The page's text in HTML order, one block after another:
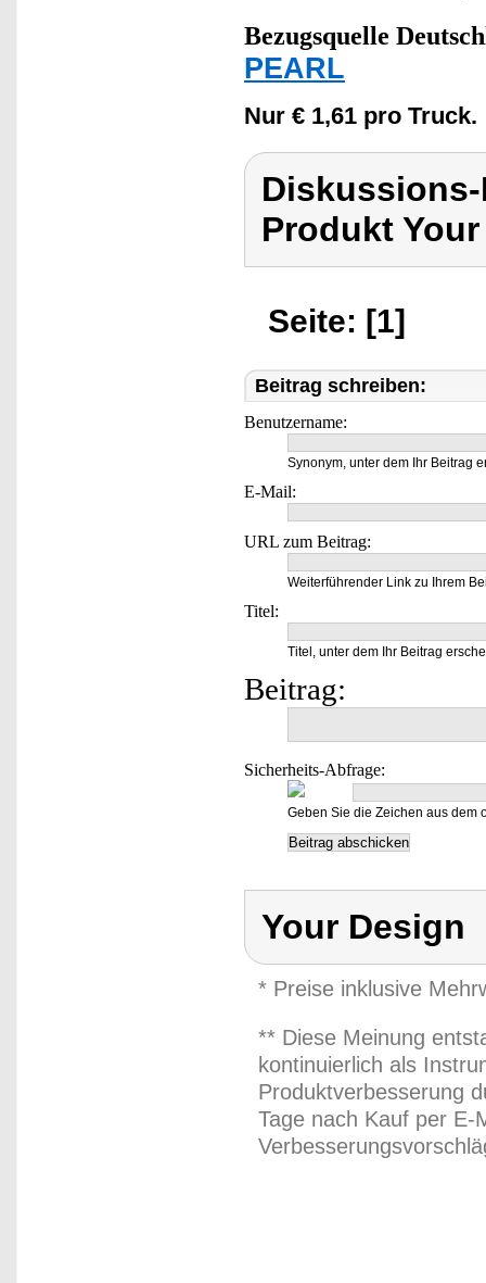
Bezugsquelle
PEARL
Nur € 1,61 pro Truck.
Produkt
Seite: [1]
Beitrag schreiben:
Benutzername:
Synonym, unter dem Ihr Beitrag
E-Mail:
URL zum Beitrag:
Weiterführender Link zu Ihrem
Titel:
Titel, unter dem Ihr Beitrag
Beitrag:
Sicherheits-Abfrage:
Geben Sie die Zeichen aus dem
Your Design
* Preise inklusive
** Diese Meinung
kontinuierlich als
Produktverbesserung
Tage nach Kauf per E-